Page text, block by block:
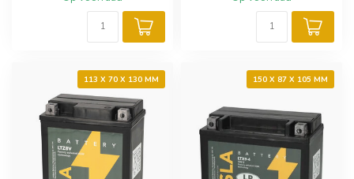
113 X 70 X 130 MM 150 X 87 X 105 MM